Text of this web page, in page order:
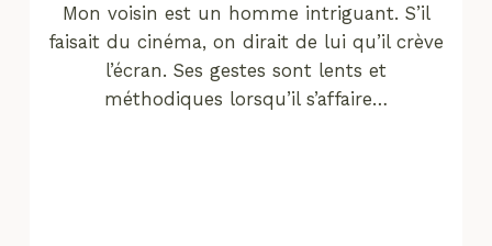
Mon voisin est un homme intriguant. S’il
faisait du cinéma, on dirait de lui qu’il crève
l’écran. Ses gestes sont lents et
méthodiques lorsqu’il s’affaire…